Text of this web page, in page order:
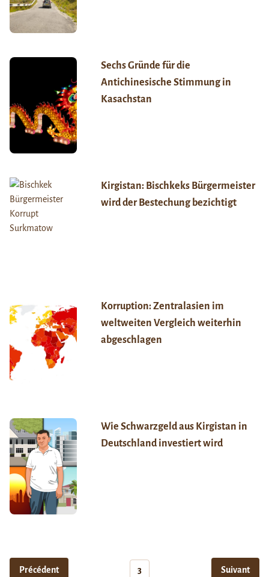
Sechs Gründe für die
Antichinesische Stimmung in
Kasachstan
Kirgistan: Bischkeks Bürgermeister
wird der Bestechung bezichtigt
Korruption: Zentralasien im
weltweiten Vergleich weiterhin
abgeschlagen
Wie Schwarzgeld aus Kirgistan in
Deutschland investiert wird
Précédent 3 Suivant